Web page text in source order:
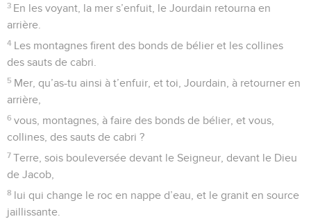
3 En les voyant, la mer s’enfuit, le Jourdain retourna en
arrière.
4 Les montagnes firent des bonds de bélier et les collines
des sauts de cabri.
5 Mer, qu’as-tu ainsi à t’enfuir, et toi, Jourdain, à retourner en
arrière,
6 vous, montagnes, à faire des bonds de bélier, et vous,
collines, des sauts de cabri ?
7 Terre, sois bouleversée devant le Seigneur, devant le Dieu
de Jacob,
8 lui qui change le roc en nappe d’eau, et le granit en source
jaillissante.